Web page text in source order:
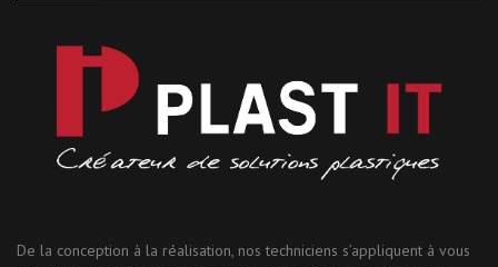
De la conception à la réalisation, nos techniciens s’appliquent à vous